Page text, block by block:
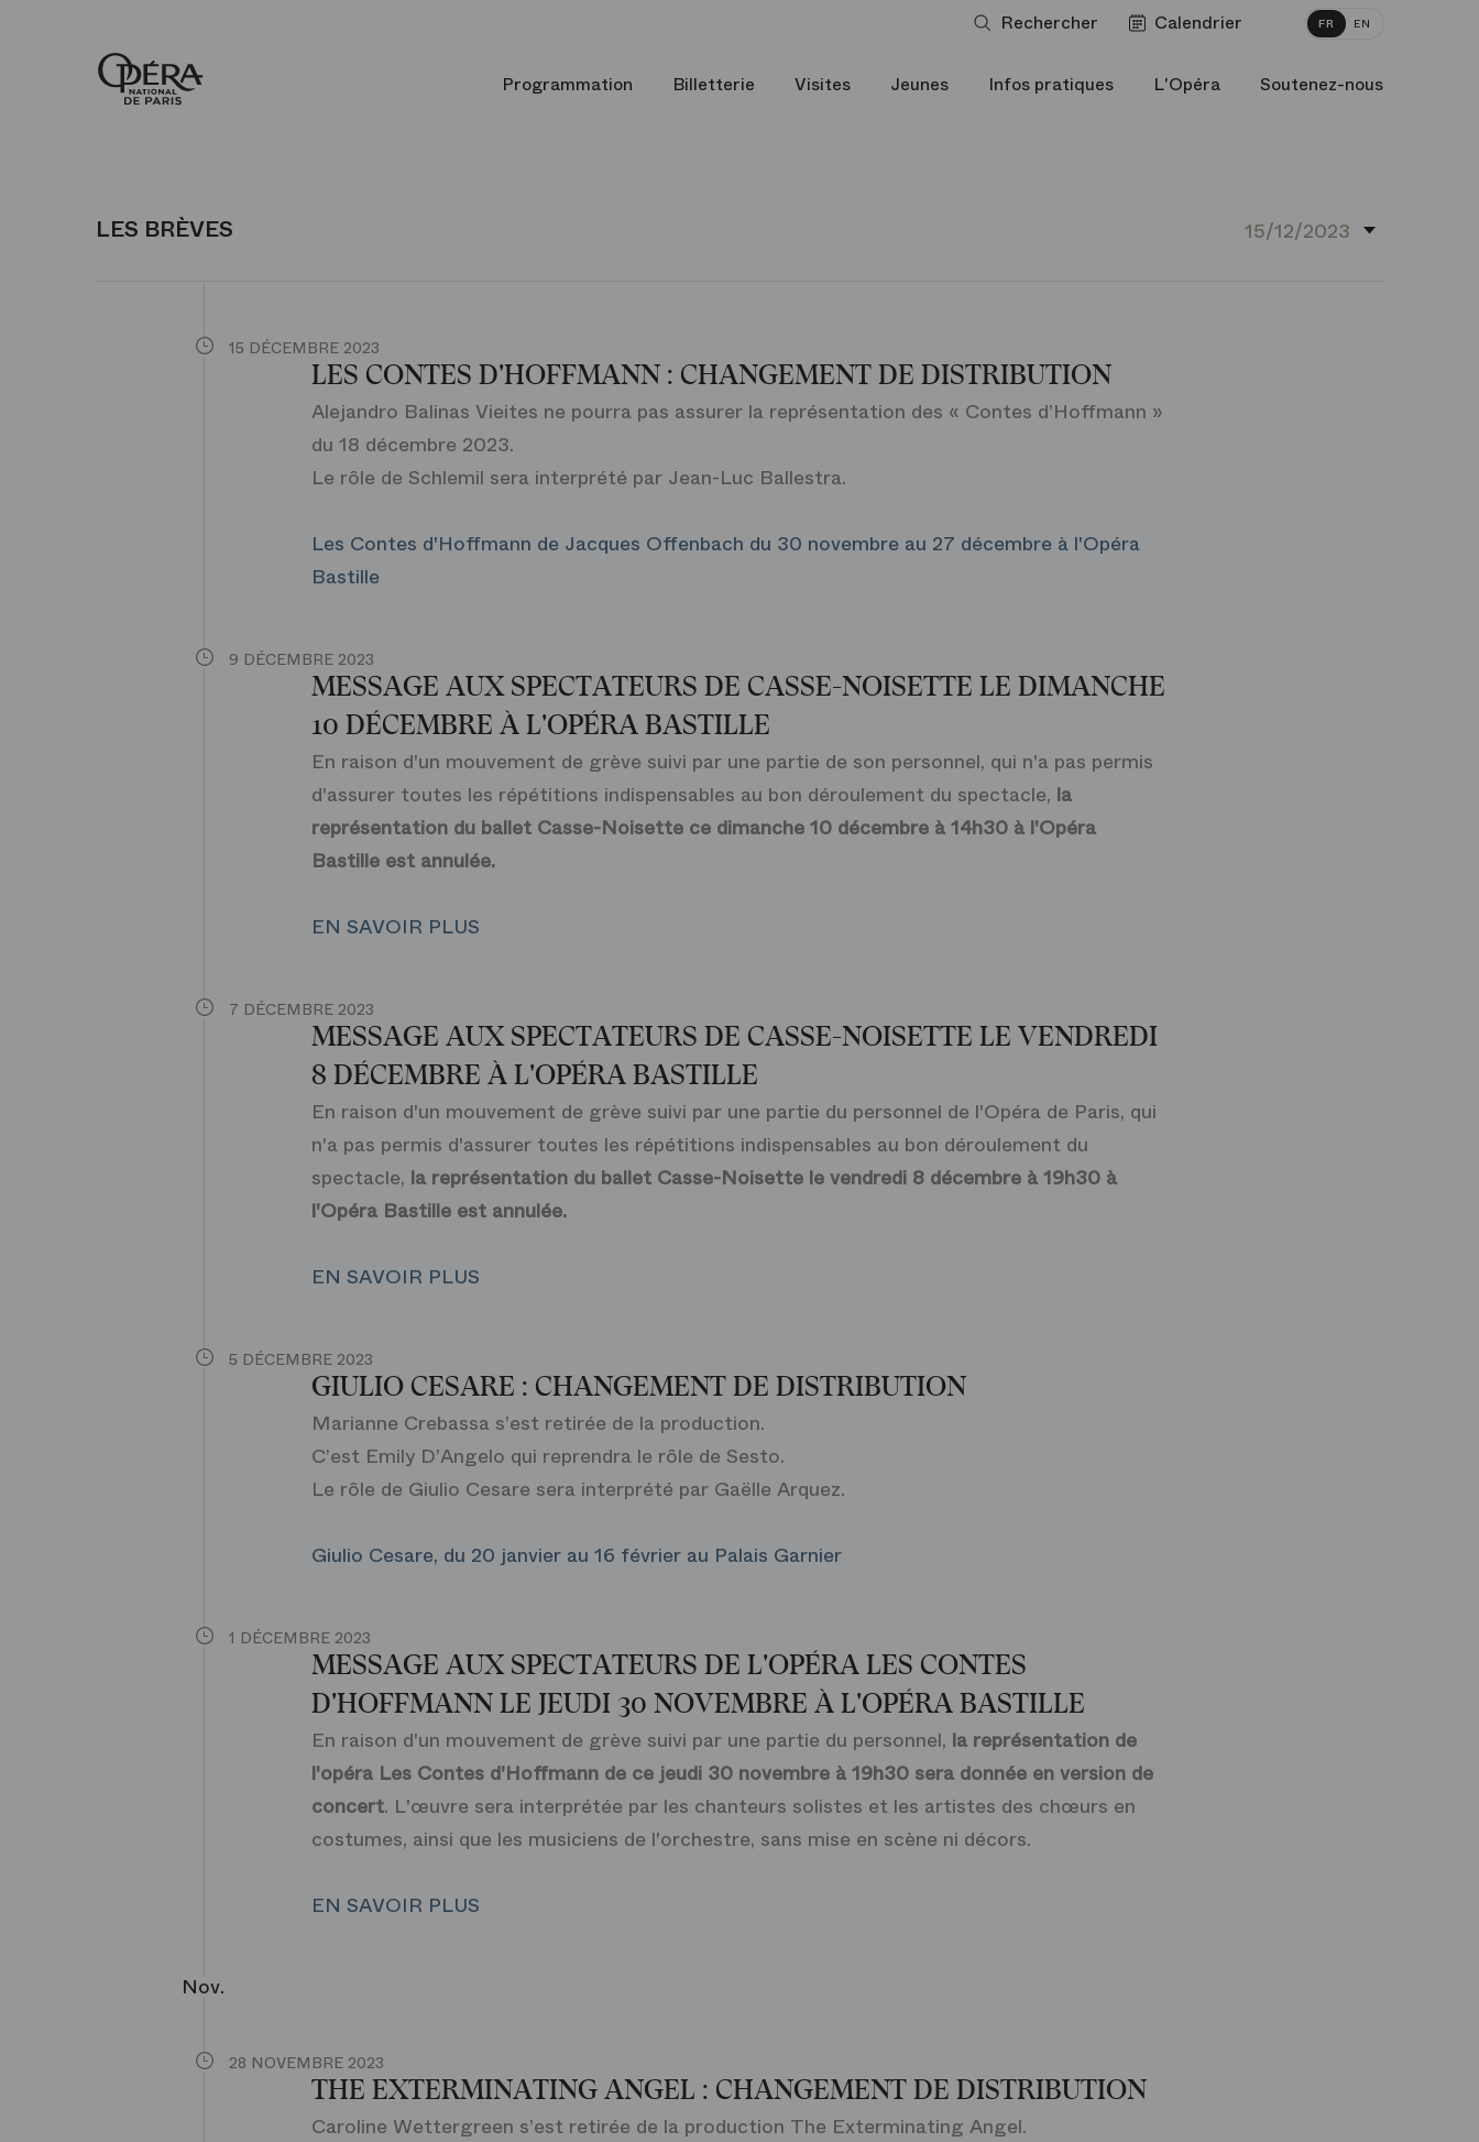
Rechercher Calendrier FR EN
Accueil
-
Opéra
national
Programmation Billetterie Visites Jeunes Infos pratiques L'Opéra Soutenez-nous
LES BRÈVES
15 DÉCEMBRE 2023
LES CONTES D'HOFFMANN : CHANGEMENT DE DISTRIBUTION
Alejandro Balinas Vieites ne pourra pas assurer la représentation des « Contes d’Hoffmann »
du 18 décembre 2023.
Le rôle de Schlemil sera interprété par Jean-Luc Ballestra.
Les Contes d'Hoffmann de Jacques Offenbach du 30 novembre au 27 décembre à l'Opéra
Bastille
9 DÉCEMBRE 2023
MESSAGE AUX SPECTATEURS DE CASSE-NOISETTE LE DIMANCHE
10 DÉCEMBRE À L'OPÉRA BASTILLE
En raison d'un mouvement de grève suivi par une partie de son personnel, qui n'a pas permis
d'assurer toutes les répétitions indispensables au bon déroulement du spectacle, la
représentation du ballet Casse-Noisette ce dimanche 10 décembre à 14h30 à l'Opéra
Bastille est annulée.
EN SAVOIR PLUS
7 DÉCEMBRE 2023
MESSAGE AUX SPECTATEURS DE CASSE-NOISETTE LE VENDREDI
8 DÉCEMBRE À L'OPÉRA BASTILLE
En raison d'un mouvement de grève suivi par une partie du personnel de l'Opéra de Paris, qui
n'a pas permis d'assurer toutes les répétitions indispensables au bon déroulement du
spectacle, la représentation du ballet Casse-Noisette le vendredi 8 décembre à 19h30 à
l'Opéra Bastille est annulée.
EN SAVOIR PLUS
5 DÉCEMBRE 2023
GIULIO CESARE : CHANGEMENT DE DISTRIBUTION
Marianne Crebassa s’est retirée de la production.
C’est Emily D’Angelo qui reprendra le rôle de Sesto.
Le rôle de Giulio Cesare sera interprété par Gaëlle Arquez.
Giulio Cesare, du 20 janvier au 16 février au Palais Garnier
1 DÉCEMBRE 2023
MESSAGE AUX SPECTATEURS DE L'OPÉRA LES CONTES
D'HOFFMANN LE JEUDI 30 NOVEMBRE À L'OPÉRA BASTILLE
En raison d'un mouvement de grève suivi par une partie du personnel, la représentation de
l'opéra Les Contes d'Hoffmann de ce jeudi 30 novembre à 19h30 sera donnée en version de
concert. L'œuvre sera interprétée par les chanteurs solistes et les artistes des chœurs en
costumes, ainsi que les musiciens de l'orchestre, sans mise en scène ni décors.
EN SAVOIR PLUS
Nov.
28 NOVEMBRE 2023
THE EXTERMINATING ANGEL : CHANGEMENT DE DISTRIBUTION
Caroline Wettergreen s’est retirée de la production The Exterminating Angel.